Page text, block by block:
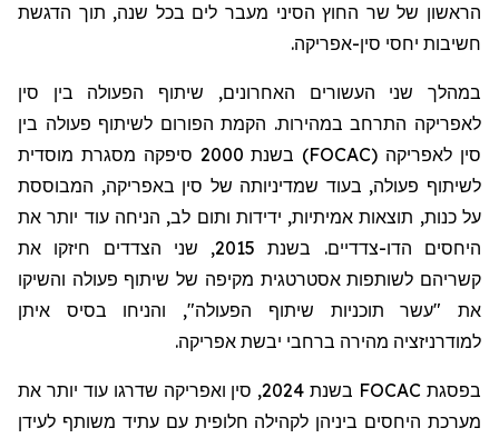
הראשון של שר החוץ הסיני מעבר לים בכל שנה, תוך הדגשת
חשיבות יחסי סין-אפריקה.
במהלך שני העשורים האחרונים, שיתוף הפעולה בין סין
לאפריקה התרחב במהירות. הקמת הפורום לשיתוף פעולה בין
סין לאפריקה (FOCAC
) בשנת 2000 סיפקה מסגרת מוסדית
לשיתוף פעולה, בעוד שמדיניותה של סין באפריקה, המבוססת
על כנות, תוצאות אמיתיות, ידידות ותום לב, הניחה עוד יותר את
היחסים הדו-צדדיים. בשנת 2015, שני הצדדים חיזקו את
קשריהם לשותפות אסטרטגית מקיפה של שיתוף פעולה והשיקו
את "עשר תוכניות שיתוף הפעולה", והניחו בסיס איתן
למודרניזציה מהירה ברחבי יבשת אפריקה.
בפסגת FOCAC
בשנת 2024, סין ואפריקה שדרגו עוד יותר את
מערכת היחסים ביניהן לקהילה חלופית עם עתיד משותף לעידן